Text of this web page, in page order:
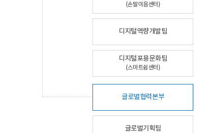
(손말이음센터)
디지털역량개발팀
디지털포용문화팀
(스마트쉼센터)
글로벌협력본부
글로벌기획팀